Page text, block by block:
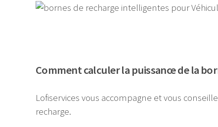
Comment calculer la puissance de la
Lofiservices vous accompagne et vous
recharge.